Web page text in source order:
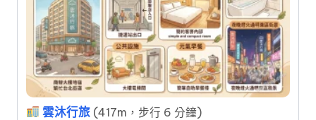
雲沐行旅 (417m，步行 6 分鐘)